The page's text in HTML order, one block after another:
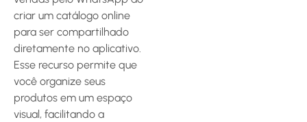
criar um catálogo online
para ser compartilhado
diretamente no aplicativo.
Esse recurso permite que
você organize seus
produtos em um espaço
visual, facilitando a